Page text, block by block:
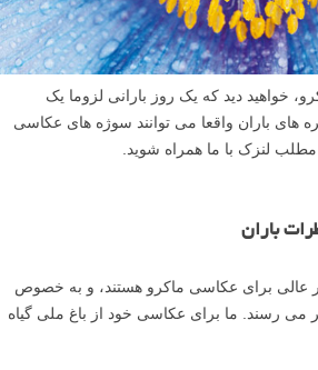
خواهید دید که یک روز بارانی لزوما یک
باران واقعا می توانند سوژه های عکاسی
مطلب لنزک با ما همراه شوید.
باران
عالی برای عکاسی ماکرو هستند، و به خصوص
می رسند. ما برای عکاسی خود از باغ ملی گیاه